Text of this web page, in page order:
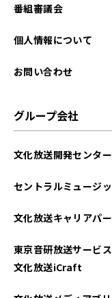
2025
2025
2025
番組審議会
個人情報について
お問い合わせ
グループ会社
文化放送開発センター
セントラルミュージ
文化放送キャリアパ
東京音研放送サービス
文化放送iCraft